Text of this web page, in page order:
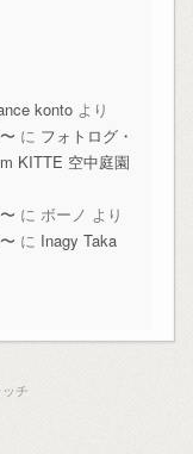
kontoより
に フォトログ・
KITTE 空中庭園
に ボーノ より
に Inagy Taka
チ